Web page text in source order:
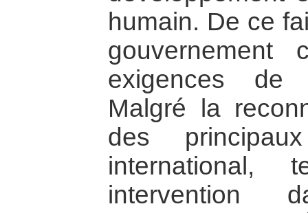
humain. De ce
gouvernement
exigences de
Malgré la
des
intervention